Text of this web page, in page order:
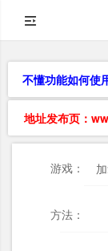
不懂功能如何使
地址发布页：
游戏：
方法：